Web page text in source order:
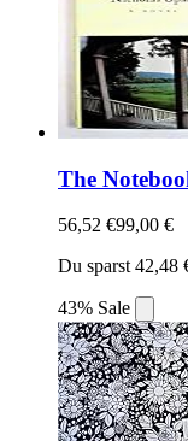
The
56,52 €99,00 €
Du sparst 42,48
43% Sale